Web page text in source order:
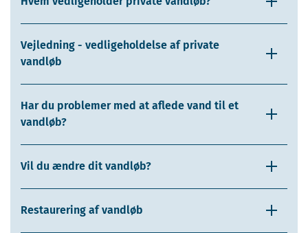
Vejledning - vedligeholdelse af private
vandløb
Har du problemer med at aflede vand til et
vandløb?
Vil du ændre dit vandløb?
Restaurering af vandløb